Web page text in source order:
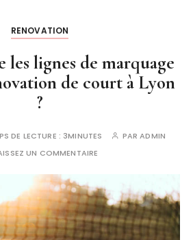
RENOVATION
lignes de marquage
de court à Lyon
?
DE LECTURE : 3MINUTES PARADMIN
UN COMMENTAIRE